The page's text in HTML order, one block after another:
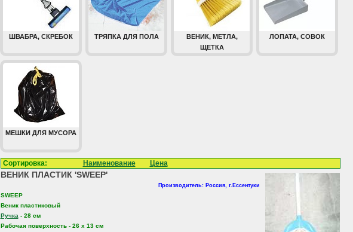
ШВАБРА, СКРЕБОК ТРЯПКА ДЛЯ ПОЛА
ВЕНИК, МЕТЛА,
ЩЕТКА
ЛОПАТА, СОВОК
МЕШКИ ДЛЯ МУСОРА
Сортировка: Наименование Цена
ВЕНИК ПЛАСТИК 'SWEEP'
Производитель: Россия, г.Ессентуки
SWEEP
Веник пластиковый
Ручка - 28 см
Рабочая поверхность - 26 х 13 см